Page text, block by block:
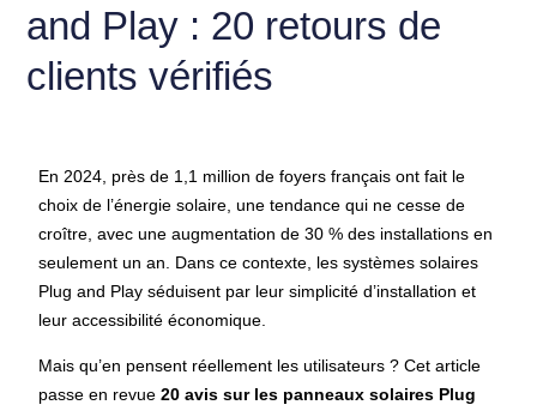
and Play : 20 retours de
clients vérifiés
En 2024, près de 1,1 million de foyers français ont fait le
choix de l’énergie solaire, une tendance qui ne cesse de
croître, avec une augmentation de 30 % des installations en
seulement un an. Dans ce contexte, les systèmes solaires
Plug and Play séduisent par leur simplicité d’installation et
leur accessibilité économique.
Mais qu’en pensent réellement les utilisateurs ? Cet article
passe en revue20 avis sur les panneaux solaires Plug